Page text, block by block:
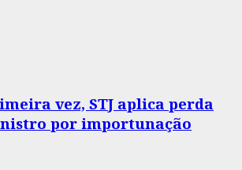
vez, STJ aplica perda
por importunação